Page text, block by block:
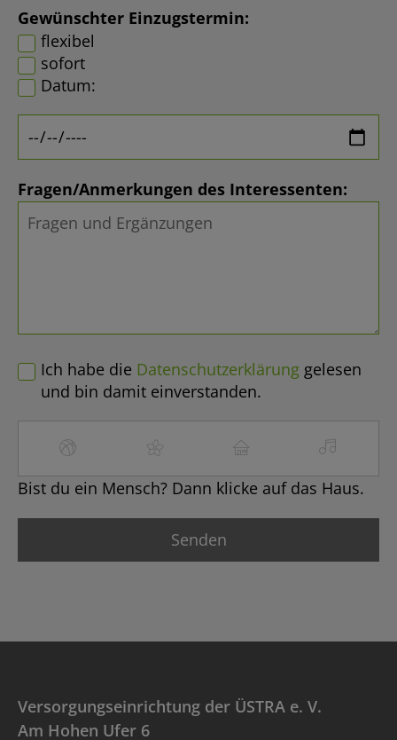
Gewünschter Einzugstermin:
flexibel
sofort
Datum:
Fragen/Anmerkungen des Interessenten:
Ich habe die Datenschutzerklärung gelesen
und bin damit einverstanden.
Bist du ein Mensch? Dann klicke auf das Haus.
Versorgungseinrichtung der ÜSTRA e. V.
Am Hohen Ufer 6